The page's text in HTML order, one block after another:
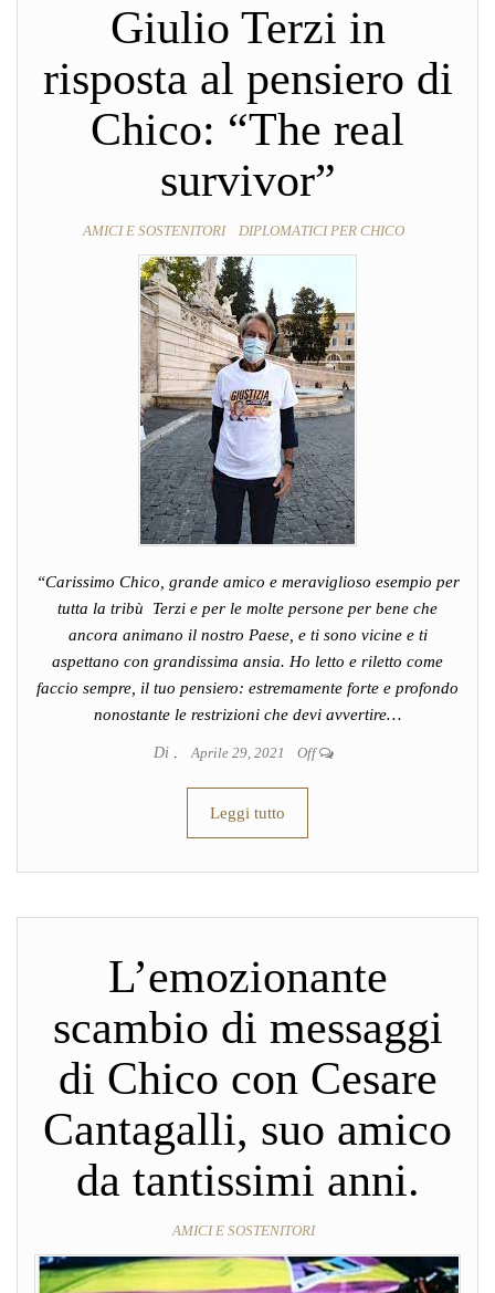
Giulio Terzi in
risposta al pensiero di
Chico: “The real
survivor”
AMICI E SOSTENITORI DIPLOMATICI PER CHICO
“Carissimo Chico, grande amico e meraviglioso esempio per
tutta la tribù Terzi e per le molte persone per bene che
ancora animano il nostro Paese, e ti sono vicine e ti
aspettano con grandissima ansia. Ho letto e riletto come
faccio sempre, il tuo pensiero: estremamente forte e profondo
nonostante le restrizioni che devi avvertire…
Di Aprile 29, 2021 Off
Leggi tutto
L’emozionante
scambio di messaggi
di Chico con Cesare
Cantagalli, suo amico
da tantissimi anni.
AMICI E SOSTENITORI